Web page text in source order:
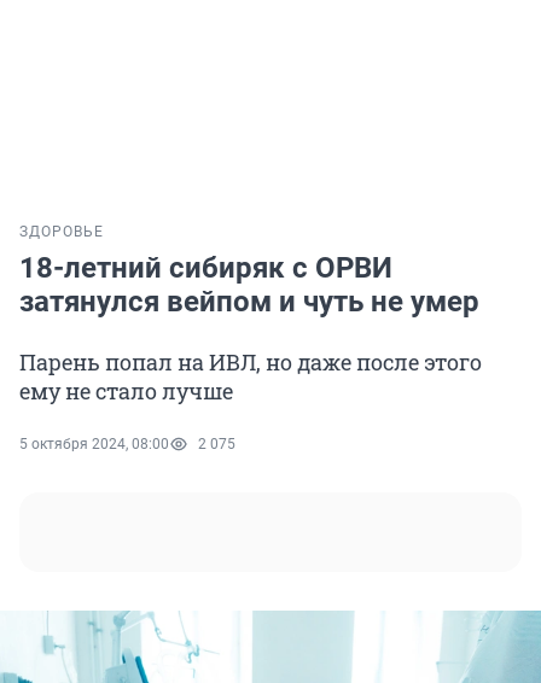
ЗДОРОВЬЕ
18-летний сибиряк с ОРВИ
затянулся вейпом и чуть не умер
Парень попал на ИВЛ, но даже после этого
ему не стало лучше
5 октября 2024, 08:00 2 075